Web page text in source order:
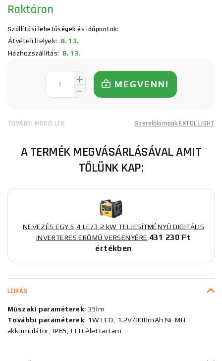
Raktáron
Szállítási lehetőségek és időpontok:
Átvételi helyek: 8. 13.
Házhozszállítás: 8. 13.
MEGVENNI
TOVÁBBI MODELLEK Szerelőlámpák EXTOL LIGHT
A TERMÉK MEGVÁSÁRLÁSÁVAL AMIT
TŐLÜNK KAP:
NEVEZÉS EGY 5,4 LE/3,2 kW TELJESÍTMÉNYŰ DIGITÁLIS
INVERTERES ERŐMŰ VERSENYÉRE 431 230 Ft
értékben
LEÍRÁS
Műszaki paraméterek: 35lm
További paraméterek: 1W LED, 1.2V/800mAh Ni-MH
akkumulátor, IP65, LED élettartam